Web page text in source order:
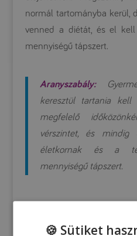
normál tartományba kerül,
venned a diétát, és el
mennyiségű tápszert.
Aranyszabály:
keresztül tartania kell
megfelelő
vérszintet, és
életkornak és a
mennyiségű tápszert.
🍪 Sütiket